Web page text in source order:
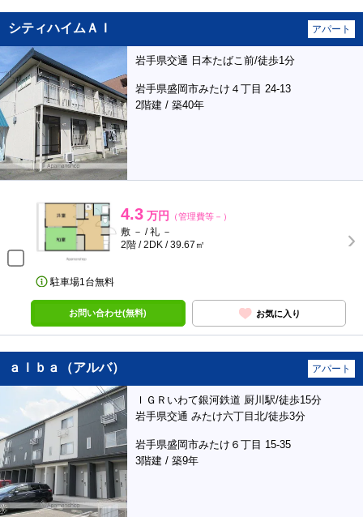
シティハイムＡＩ アパート
岩手県交通 日本たばこ前/徒歩1分
岩手県盛岡市みたけ４丁目 24-13
2階建 / 築40年
4.3 万円 （管理費等－）
敷 － / 礼 －
2階 / 2DK / 39.67㎡
駐車場1台無料
お問い合わせ(無料) お気に入り
ａｌｂａ（アルバ） アパート
ＩＧＲいわて銀河鉄道 厨川駅/徒歩15分
岩手県交通 みたけ六丁目北/徒歩3分
岩手県盛岡市みたけ６丁目 15-35
3階建 / 築9年